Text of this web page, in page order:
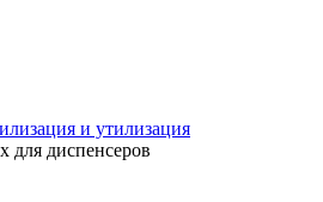
и утилизация
для диспенсеров